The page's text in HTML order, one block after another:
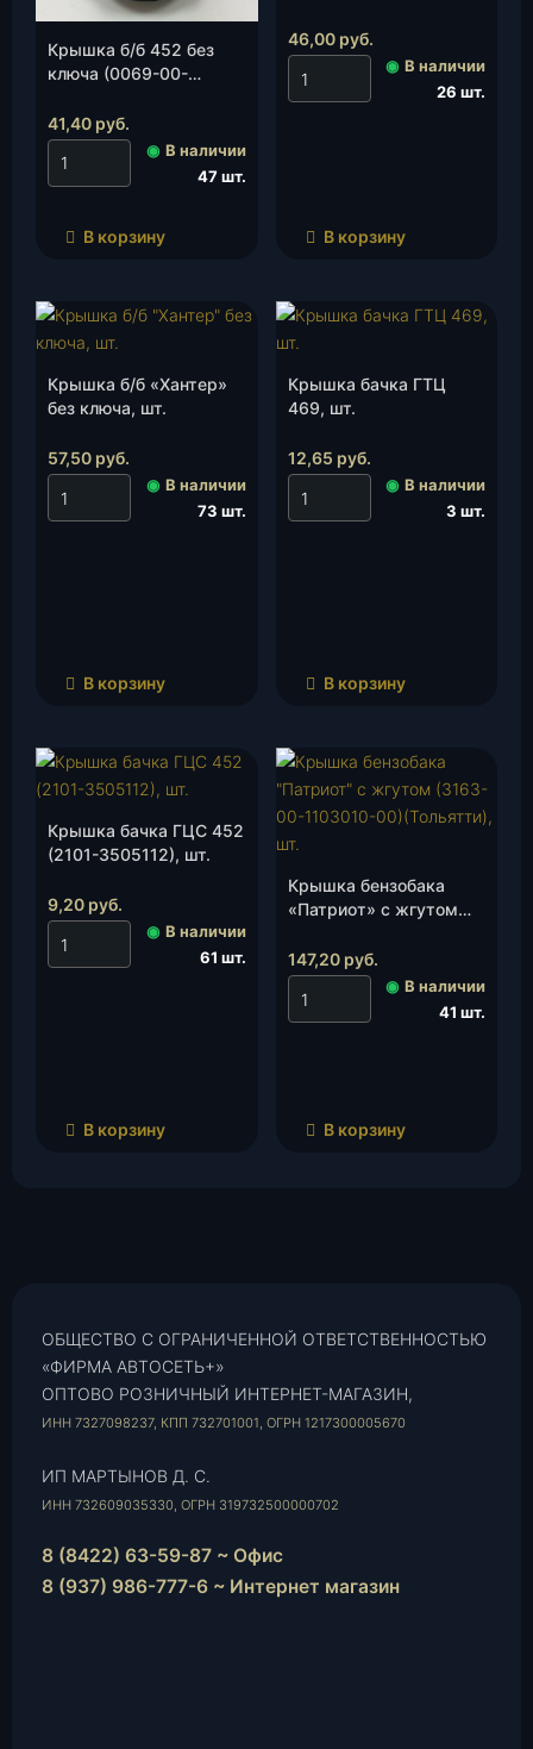
Крышка б/б 452 без
ключа (0069-00-
41,40 руб.
◉ В наличии
47 шт.
В корзину
(Димитровград), шт.
46,00 руб.
◉ В наличии
26 шт.
В корзину
Крышка б/б «Хантер»
без ключа, шт.
57,50 руб.
◉ В наличии
73 шт.
В корзину
Крышка бачка ГТЦ
469, шт.
12,65 руб.
◉ В наличии
3 шт.
В корзину
Крышка бачка ГЦС 452
(2101-3505112), шт.
9,20 руб.
◉ В наличии
61 шт.
В корзину
Крышка бензобака
«Патриот» с жгутом
(Тольятти), шт.
147,20 руб.
◉ В наличии
41 шт.
В корзину
ОБЩЕСТВО С ОГРАНИЧЕННОЙ ОТВЕТСТВЕННОСТЬЮ
«ФИРМА АВТОСЕТЬ+»
ОПТОВО РОЗНИЧНЫЙ ИНТЕРНЕТ-МАГАЗИН,
ИНН 7327098237, КПП 732701001, ОГРН 1217300005670
ИП МАРТЫНОВ Д. С.
ИНН 732609035330, ОГРН 319732500000702
8 (8422) 63-59-87 ~ Офис
8 (937) 986-777-6 ~ Интернет магазин